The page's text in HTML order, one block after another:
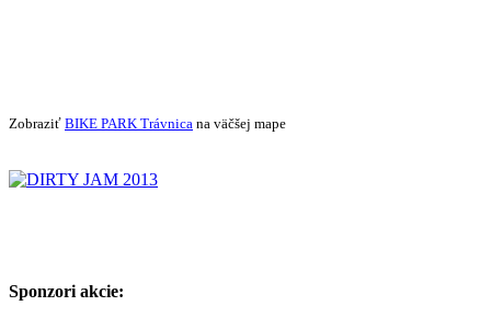
Zobraziť BIKE PARK Trávnica na väčšej mape
Sponzori akcie: